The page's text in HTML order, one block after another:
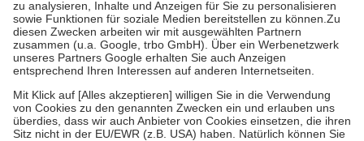
höchstens zehn Euro.Es sind jedoch nie mehr als die tatsächlichen
Kosten der Leistung zu entrichten.
Diese Regeln gelten grundsätzlich auch für Online-Apotheken.
Bei Heilmitteln und häuslicher Krankenpflege beträgt die
Zuzahlung zehn Prozent der Kosten sowie zehn Euro je
Verordnung.
Um das Engagement der Versicherten für ihre eigene Gesundheit zu
stärken und die besondere Stellung der Familie zu unterstützen,